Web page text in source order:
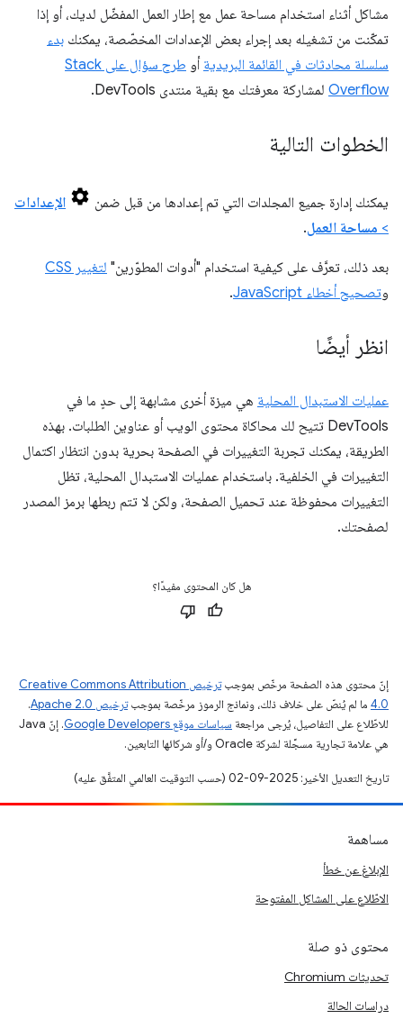
مشاكل أثناء استخدام مساحة عمل مع إطار العمل المفضّل لديك، أو إذا
تمكّنت من تشغيله بعد إجراء بعض الإعدادات المخصّصة، يمكنك بدء
سلسلة محادثات في القائمة البريدية أو
طرح سؤال على Stack
Overflow لمشاركة معرفتك مع بقية منتدى DevTools.
الخطوات التالية
يمكنك إدارة جميع المجلدات التي تم إعدادها من قبل ضمن
الإعدادات
> مساحة العمل.
بعد ذلك، تعرَّف على كيفية استخدام "أدوات المطوّرين" لتغيير CSS
وتصحيح أخطاء JavaScript .
انظر أيضًا
عمليات الاستبدال المحلية هي ميزة أخرى مشابهة إلى حدٍ ما في
DevTools تتيح لك محاكاة محتوى الويب أو عناوين الطلبات. بهذه
الطريقة، يمكنك تجربة التغييرات في الصفحة بحرية بدون انتظار اكتمال
التغييرات في الخلفية. باستخدام عمليات الاستبدال المحلية، تظل
التغييرات محفوظة عند تحميل الصفحة، ولكن لا تتم ربطها برمز المصدر
لصفحتك.
هل كان المحتوى مفيدًا؟
إنّ محتوى هذه الصفحة مرخّص بموجب
ترخيص Creative Commons Attribution
4.0‏ ما لم يُنصّ على خلاف ذلك، ونماذج الرموز مرخّصة بموجبترخيص Apache 2.0‏
.
للاطّلاع على التفاصيل، يُرجى مراجعة سياسات موقع Google Developers‏
. إنّ Java
هي علامة تجارية مسجَّلة لشركة Oracle و/أو شركائها التابعين.
تاريخ التعديل الأخير: 2025-09-02 (حسب التوقيت العالمي المتفَّق عليه)
مساهمة
الإبلاغ عن خطأ
الاطّلاع على المشاكل المفتوحة
محتوى ذو صلة
تحديثات Chromium
دراسات الحالة